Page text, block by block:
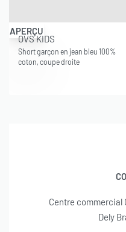
APERÇU
OVS KIDS
Short garçon en jean bleu 100%
coton, coupe droite
Centre commercial
Dely